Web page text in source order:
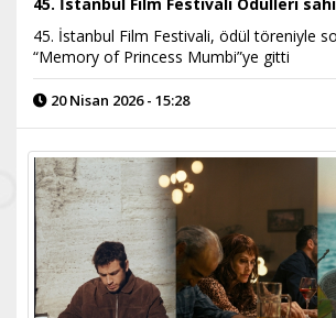
45. İstanbul Film Festivali Ödülleri
45. İstanbul Film Festivali, ödül töreniyle
“Memory of Princess Mumbi”ye gitti
20 Nisan 2026 - 15:28